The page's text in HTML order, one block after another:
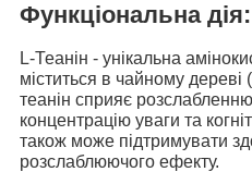
Функціональна дія:
L-Теанін - унікальна
міститься в чайному
теанін сприяє
концентрацію уваги та
також може підтримувати
розслаблюючого ефекту.